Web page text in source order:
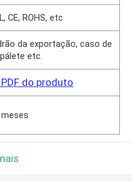
CE, ROHS, etc
da exportação, caso de
etc.
do produto